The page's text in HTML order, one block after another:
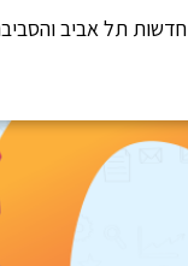
חדשות תל אביב